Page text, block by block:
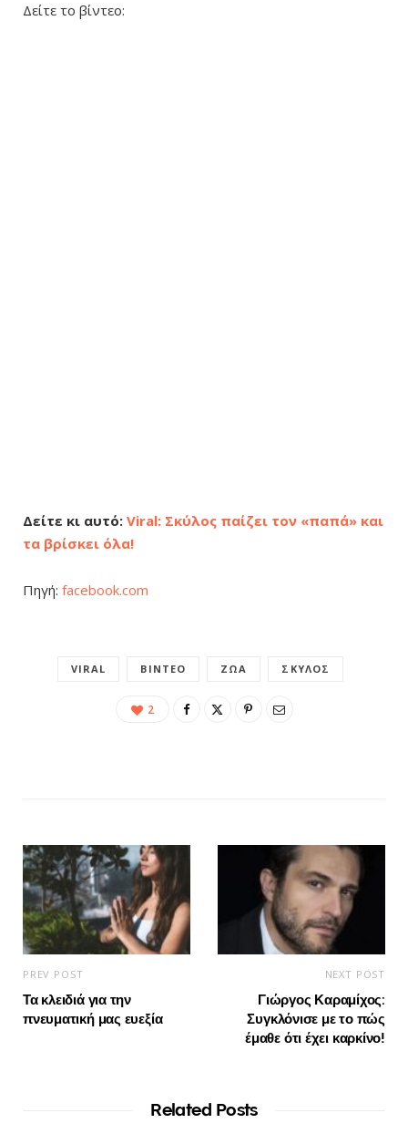
Δείτε το βίντεο:
Δείτε κι αυτό: Viral: Σκύλος παίζει τον «παπά» και
τα βρίσκει όλα!
Πηγή: facebook.com
VIRAL ΒΊΝΤΕΟ ΖΏΑ ΣΚΎΛΟΣ
2
PREV POST
Τα κλειδιά για την
πνευματική μας ευεξία
NEXT POST
Γιώργος Καραμίχος:
Συγκλόνισε με το πώς
έμαθε ότι έχει καρκίνο!
Related Posts